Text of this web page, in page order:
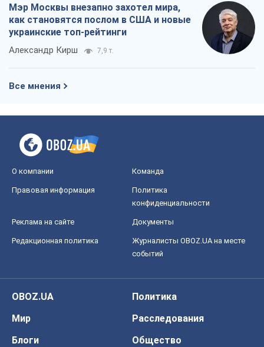
Мэр Москвы внезапно захотел мира,
как становятся послом в США и новые
украинские топ-рейтинги
Александр Кирш 7,9 т.
Все мнения
О компании Команда
Правовая информация
Политика
конфиденциальности
Реклама на сайте Документы
Редакционная политика
Журналисты OBOZ.UA на месте
событий
OBOZ.UA
Политика
Мир
Расследования
Блоги
Общество